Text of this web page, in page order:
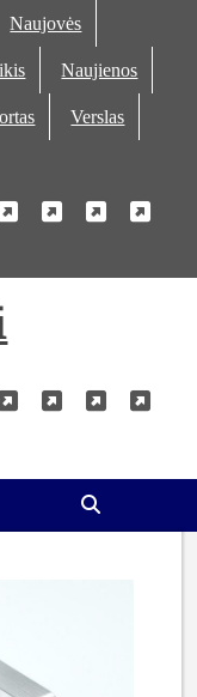
Naujovės
Naujienos
Verslas
Sportas
Sportas